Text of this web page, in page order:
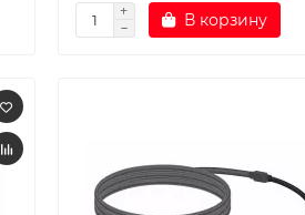
В корзину